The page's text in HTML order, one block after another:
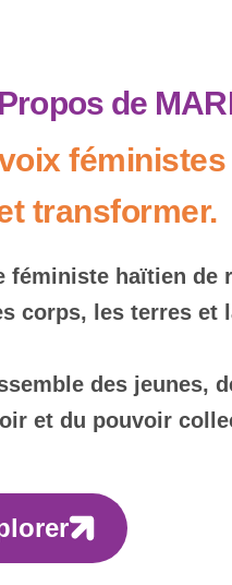
de
transformer.
féministe haïtien de
corps, les terres et
des jeunes,
et du pouvoir